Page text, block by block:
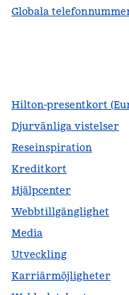
Globala
Hilton-presentkort
Djurvänliga vistelser
Reseinspiration
Kreditkort
Hjälpcenter
Webbtillgänglighet
Media
Utveckling
Karriärmöjligheter